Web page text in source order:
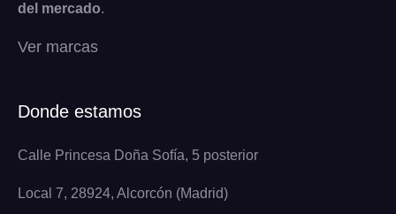
del mercado.
Ver marcas
Donde estamos
Calle Princesa Doña Sofía, 5 posterior
Local 7, 28924, Alcorcón (Madrid)